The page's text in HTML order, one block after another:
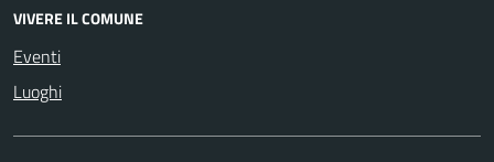
VIVERE IL COMUNE
Eventi
Luoghi